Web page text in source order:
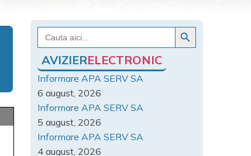
Search
for:
Search Button
AVIZIERELECTRONIC
Informare APA SERV SA
6 august, 2026
Informare APA SERV SA
5 august, 2026
Informare APA SERV SA
4 august, 2026